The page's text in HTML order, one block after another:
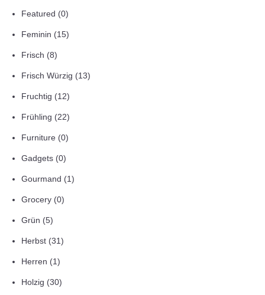
Featured (0)
Feminin (15)
Frisch (8)
Frisch Würzig (13)
Fruchtig (12)
Frühling (22)
Furniture (0)
Gadgets (0)
Gourmand (1)
Grocery (0)
Grün (5)
Herbst (31)
Herren (1)
Holzig (30)